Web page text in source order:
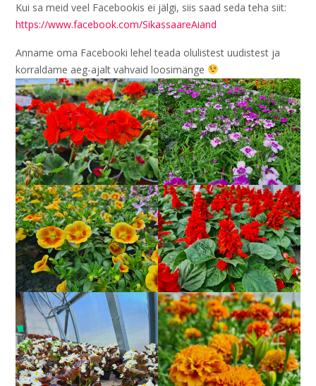
Kui sa meid veel Facebookis ei jälgi, siis saad seda teha siit:
https://www.facebook.com/SikassaareAiand
Anname oma Facebooki lehel teada olulistest uudistest ja
korraldame aeg-ajalt vahvaid loosimänge